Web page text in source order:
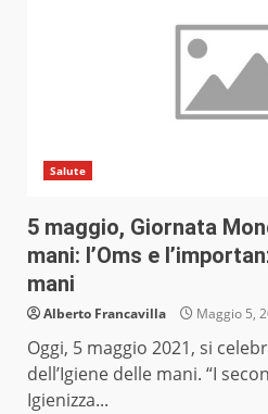
Salute
5 maggio, Giornata
mani: l’Oms e
mani
Alberto Francavilla Maggio 5,
Oggi, 5 maggio 2021, si
dell’Igiene delle mani. “I
Igienizza...